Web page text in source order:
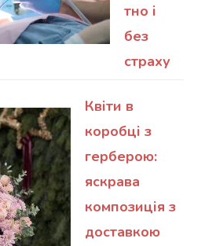
тно і
без
страху
Квіти в
коробці з
герберою:
яскрава
композиція з
доставкою